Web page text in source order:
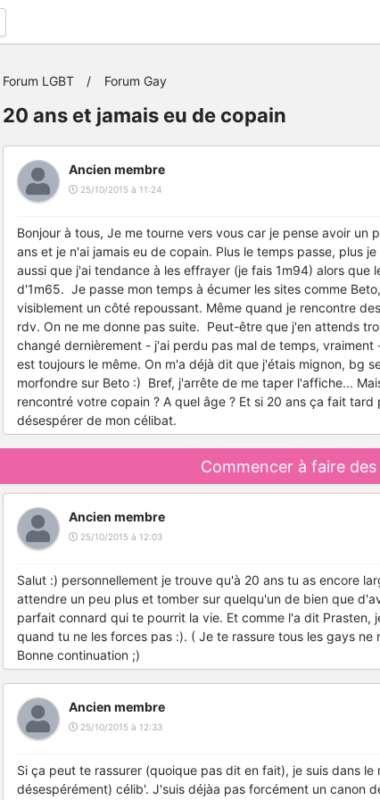
Forum LGBT Forum Gay
20 ans et jamais eu de copain
Ancien membre
25/10/2015 à 11:24
Bonjour à tous, Je me tourne vers vous car je pense avoir un
ans et je n'ai jamais eu de copain. Plus le temps passe, plus
aussi que j'ai tendance à les effrayer (je fais 1m94) alors
d'1m65. Je passe mon temps à écumer les sites comme
visiblement un côté repoussant. Même quand je rencontre
rdv. On ne me donne pas suite. Peut-être que j'en attends
changé dernièrement - j'ai perdu pas mal de temps,
est toujours le même. On m'a déjà dit que j'étais mignon, bg
morfondre sur Beto :) Bref, j'arrête de me taper l'affiche...
rencontré votre copain ? A quel âge ? Et si 20 ans ça fait
désespérer de mon célibat.
Commencer à faire
Ancien membre
25/10/2015 à 12:03
Salut :) personnellement je trouve qu'à 20 ans tu as encore
attendre un peu plus et tomber sur quelqu'un de bien que
parfait connard qui te pourrit la vie. Et comme l'a dit Prasten,
quand tu ne les forces pas :). ( Je te rassure tous les gays
Bonne continuation ;)
Ancien membre
25/10/2015 à 12:33
Si ça peut te rassurer (quoique pas dit en fait), je suis dans
désespérément) célib'. J'suis déjàa pas forcément un canon